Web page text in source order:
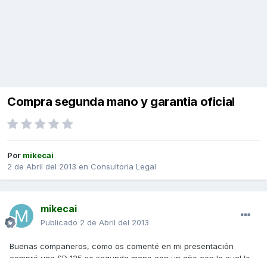
Compra segunda mano y garantia oficial
Por mikecai
2 de Abril del 2013 en Consultoria Legal
mikecai
Publicado 2 de Abril del 2013
Buenas compañeros, como os comenté en mi presentación